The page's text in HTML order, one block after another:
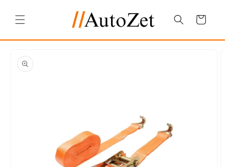
conținut
Coș
informațiile
despre
produs